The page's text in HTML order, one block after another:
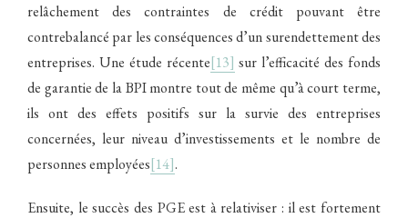
relâchement des contraintes de crédit pouvant être
contrebalancé par les conséquences d’un surendettement des
entreprises. Une étude récente[13] sur l’efficacité des fonds
de garantie de la BPI montre tout de même qu’à court terme,
ils ont des effets positifs sur la survie des entreprises
concernées, leur niveau d’investissements et le nombre de
personnes employées[14].
Ensuite, le succès des PGE est à relativiser : il est fortement